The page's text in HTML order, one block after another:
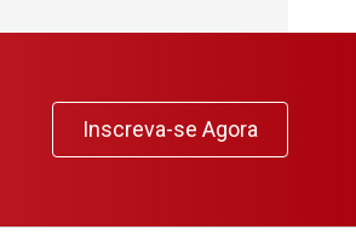
Inscreva-se Agora